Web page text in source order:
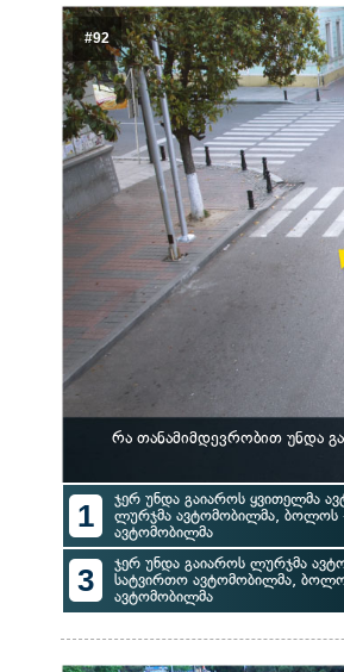
#92
რა თანამიმდევრობით უნდა
1
ჯერ უნდა გაიაროს ყვითელმა
ლურჯმა ავტომობილმა, ბოლოს
ავტომობილმა
3
ჯერ უნდა გაიაროს ლურჯმა
სატვირთო ავტომობილმა,
ავტომობილმა